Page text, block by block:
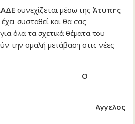
συνεχίζεται μέσω τηςΆτυπης
συσταθεί και θα σας
όλα τα σχετικά θέματα του
την ομαλή μετάβαση στις νέες
Ο
Άγγελος